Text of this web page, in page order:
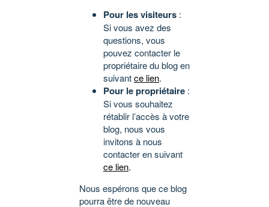
Pour les visiteurs :
Si vous avez des
questions, vous
pouvez contacter le
propriétaire du blog en
suivantce lien.
Pour le propriétaire :
Si vous souhaitez
rétablir l’accès à votre
blog, nous vous
invitons à nous
contacter en suivant
ce lien.
Nous espérons que ce blog
pourra être de nouveau